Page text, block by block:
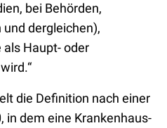
bei Behörden,
dergleichen),
als Haupt- oder
die Definition nach einer
in dem eine Krankenhaus-